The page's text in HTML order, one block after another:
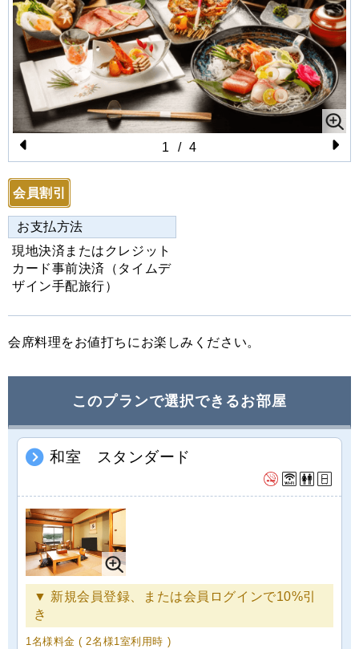
Pr
e
vi
o
u
s
N
1 / 4
会員割引
お支払方法
現地決済またはクレジット
カード事前決済（タイムデ
ザイン手配旅行）
会席料理をお値打ちにお楽しみください。
このプランで選択できるお部屋
和室 スタンダード
▼ 新規会員登録、または会員ログインで10%引
き
1名様料金( 2名様1室利用時 )